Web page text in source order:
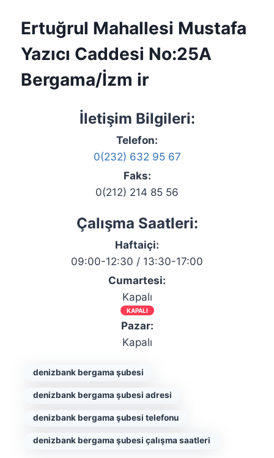
Ertuğrul Mahallesi Mustafa
Yazıcı Caddesi No:25A
Bergama/İzm ir
İletişim Bilgileri:
Telefon:
0(232) 632 95 67
Faks:
0(212) 214 85 56
Çalışma Saatleri:
Haftaiçi:
09:00-12:30 / 13:30-17:00
Cumartesi:
Kapalı
KAPALI
Pazar:
Kapalı
denizbank bergama şubesi
denizbank bergama şubesi adresi
denizbank bergama şubesi telefonu
denizbank bergama şubesi çalışma saatleri